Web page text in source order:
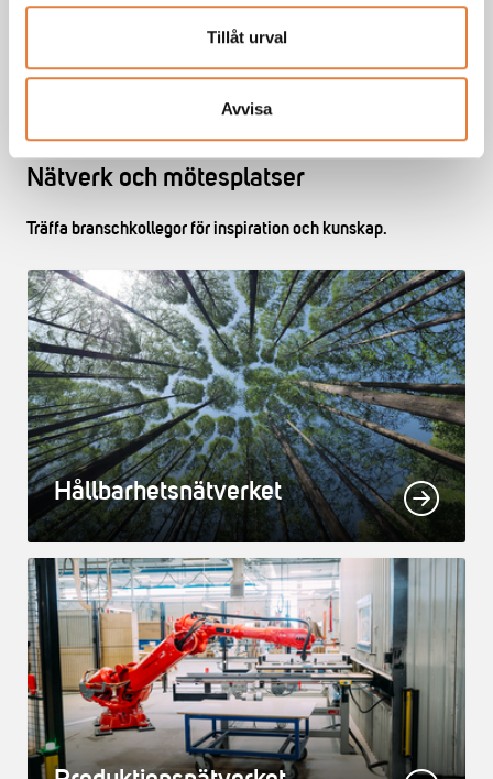
Tillåt urval
Avvisa
Nätverk och mötesplatser
Träffa branschkollegor för inspiration och kunskap.
Hållbarhetsnätverket